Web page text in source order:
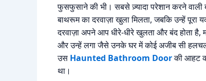
फुसफुसाने की भी। सबसे ज़्यादा परेशान करने वाली
बाथरूम का दरवाज़ा खुला मिलता, जबकि उन्हें पूरा
दरवाज़ा अपने आप धीरे-धीरे खुलता और बंद होता है,
और उन्हें लगा जैसे उनके घर में कोई अजीब सी
उस Haunted Bathroom Doorकी आहट
था।